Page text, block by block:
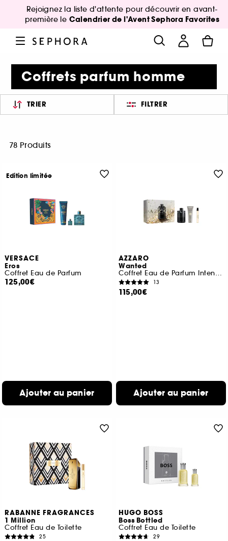
Rejoignez la liste d'attente pour découvrir en avant-
première le Calendrier de l'Avent Sephora Favorites
Coffrets parfum homme
TRIER FILTRER
78 Produits
VERSACE
Eros
Coffret Eau de Parfum
125,00€
Ajouter au panier
Edition limitée
AZZARO
Wanted
Coffret Eau de Parfum Intense, Gel Cheveux & Corps et Format Voyage
13
115,00€
Ajouter au panier
RABANNE FRAGRANCES
1 Million
Coffret Eau de Toilette
25
HUGO BOSS
Boss Bottled
Coffret Eau de Toilette
29